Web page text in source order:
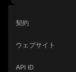
契約
ウェブサイト
API ID